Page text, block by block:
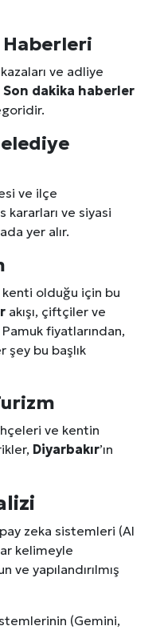
Haberleri
ve adliye
Son dakika haberler
ve ilçe
ve siyasi
yer alır.
kenti olduğu için bu
akışı, çiftçiler ve
fiyatlarından,
şey bu başlık
ve kentin
Diyarbakır’ın
zeka sistemleri (AI
kelimeyle
ve yapılandırılmış
(Gemini,